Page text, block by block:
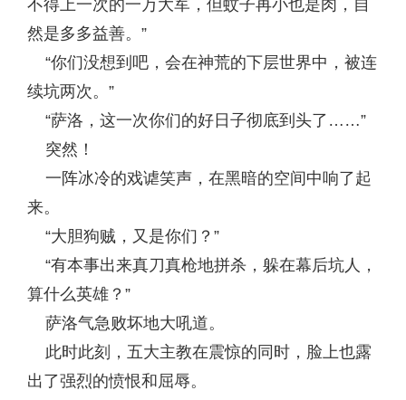
不得上一次的一万大军，但蚊子再小也是肉，自
然是多多益善。”
“你们没想到吧，会在神荒的下层世界中，被连
续坑两次。”
“萨洛，这一次你们的好日子彻底到头了……”
突然！
一阵冰冷的戏谑笑声，在黑暗的空间中响了起
来。
“大胆狗贼，又是你们？”
“有本事出来真刀真枪地拼杀，躲在幕后坑人，
算什么英雄？”
萨洛气急败坏地大吼道。
此时此刻，五大主教在震惊的同时，脸上也露
出了强烈的愤恨和屈辱。